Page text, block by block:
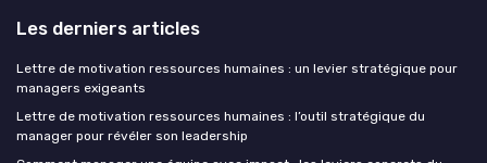
Les derniers articles
Lettre de motivation ressources humaines : un levier stratégique pour
managers exigeants
Lettre de motivation ressources humaines : l’outil stratégique du
manager pour révéler son leadership